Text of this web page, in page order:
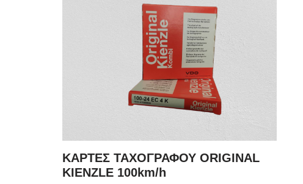
ΚΑΡΤΕΣ ΤΑΧΟΓΡΑΦΟΥ ORIGINAL
KIENZLE 100km/h